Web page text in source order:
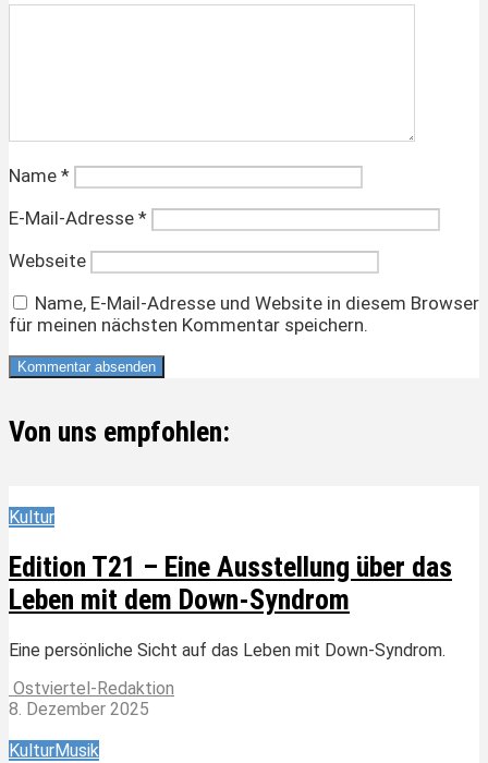
Name *
E-Mail-Adresse *
Webseite
Name, E-Mail-Adresse und Website in diesem Browser
für meinen nächsten Kommentar speichern.
Von uns empfohlen:
Kultur
Edition T21 – Eine Ausstellung über das
Leben mit dem Down-Syndrom
Eine persönliche Sicht auf das Leben mit Down-Syndrom.
Ostviertel-Redaktion
8. Dezember 2025
KulturMusik